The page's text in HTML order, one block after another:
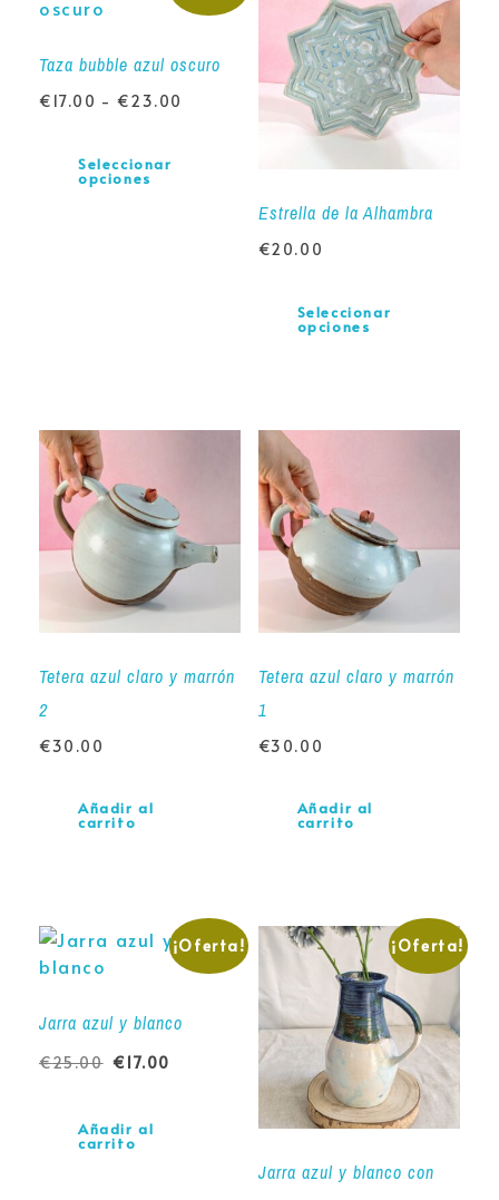
Taza bubble azul oscuro
€ 17.00 - €23.00
Seleccionar
opciones
Estrella de la Alhambra
€20.00
Seleccionar
opciones
Tetera azul claro y marrón
2
€30.00
Añadir al
carrito
Tetera azul claro y marrón
1
€30.00
Añadir al
carrito
¡Oferta!
Jarra azul y blanco
€25.00 € 17.00
Añadir al
carrito
¡Oferta!
Jarra azul y blanco con